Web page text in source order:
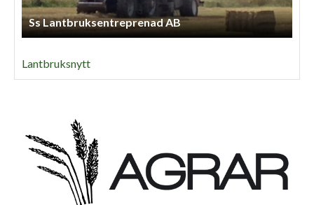
Ss Lantbruksentreprenad AB
Lantbruksnytt